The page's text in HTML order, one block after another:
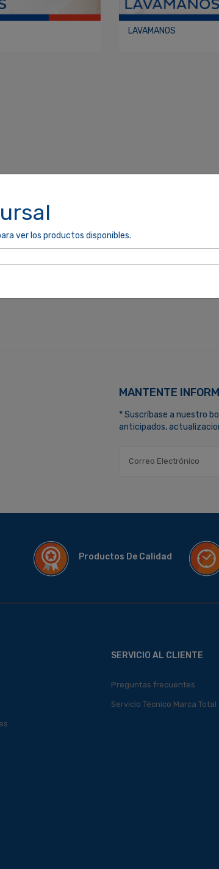
ver los productos disponibles.
LAVAMANOS
MANTENTE
* Suscríbase a nuestro
anticipados,
Productos De Calidad
SERVICIO AL CLIENTE
Preguntas frecuentes
Servicio Técnico Marca Total